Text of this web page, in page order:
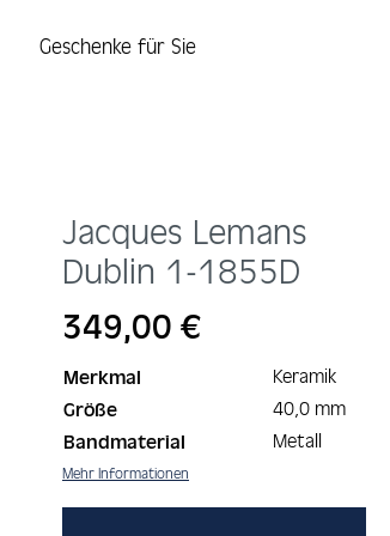
Geschenke für Sie
Jacques Lemans
Dublin 1-1855D
Regulärer Preis:
349,00 €
Merkmal Keramik
Größe 40,0 mm
Bandmaterial Metall
Mehr Informationen